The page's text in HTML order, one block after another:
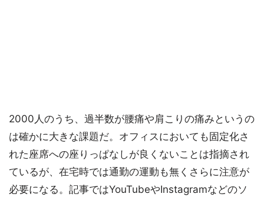
2000人のうち、過半数が腰痛や肩こりの痛みというの
は確かに大きな課題だ。オフィスにおいても固定化さ
れた座席への座りっぱなしが良くないことは指摘され
ているが、在宅時では通勤の運動も無くさらに注意が
必要になる。記事ではYouTubeやInstagramなどのソ